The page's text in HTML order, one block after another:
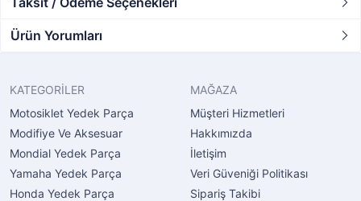
Ürün Yorumları
KATEGORİLER
Motosiklet Yedek Parça
Modifiye Ve Aksesuar
Mondial Yedek Parça
Yamaha Yedek Parça
Honda Yedek Parça
MAĞAZA
Müşteri Hizmetleri
Hakkımızda
İletişim
Veri Güveniği Politikası
Sipariş Takibi